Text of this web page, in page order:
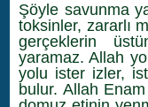
Şöyle savunma
toksinler, zararlı
gerçeklerin
yaramaz. Allah
yolu ister izler,
bulur. Allah